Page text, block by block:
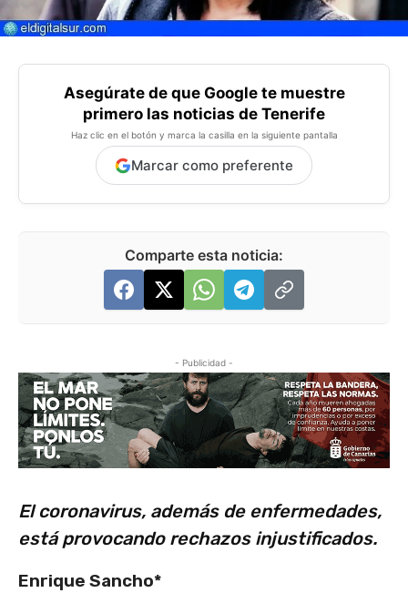
Asegúrate de que Google te muestre
primero las noticias de Tenerife
Haz clic en el botón y marca la casilla en la siguiente pantalla
Marcar como preferente
Comparte esta noticia:
- Publicidad -
El coronavirus, además de enfermedades,
está provocando rechazos injustificados.
Enrique Sancho*